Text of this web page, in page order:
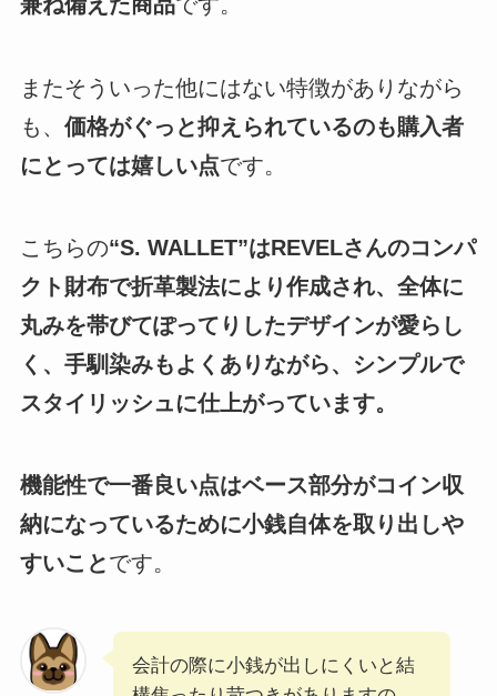
またそういった他にはない特徴がありながら
も、 価格がぐっと抑えられているのも購入者
にとっては嬉しい点です。
こちらの“S. WALLET”はREVELさんのコンパ
クト財布で折革製法により作成され、全体に
丸みを帯びてぽってりしたデザインが愛らし
く、手馴染みもよくありながら、シンプルで
スタイリッシュに仕上がっています。
機能性で一番良い点はベース部分がコイン収
納になっているために小銭自体を取り出しや
すいことです。
会計の際に小銭が出しにくいと結